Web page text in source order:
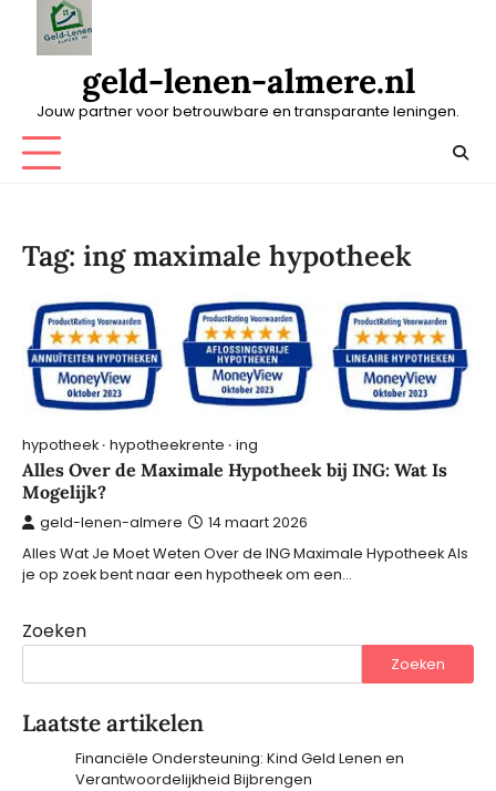
geld-lenen-almere.nl
Jouw partner voor betrouwbare en transparante leningen.
Tag: ing maximale hypotheek
hypotheek hypotheekrente ing
Alles Over de Maximale Hypotheek bij ING: Wat Is
Mogelijk?
geld-lenen-almere 14 maart 2026
Alles Wat Je Moet Weten Over de ING Maximale Hypotheek Als
je op zoek bent naar een hypotheek om een…
Zoeken
Zoeken
Laatste artikelen
Financiële Ondersteuning: Kind Geld Lenen en
Verantwoordelijkheid Bijbrengen